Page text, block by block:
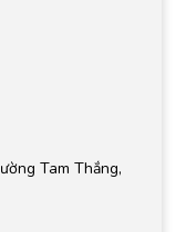
Tam Thắng,